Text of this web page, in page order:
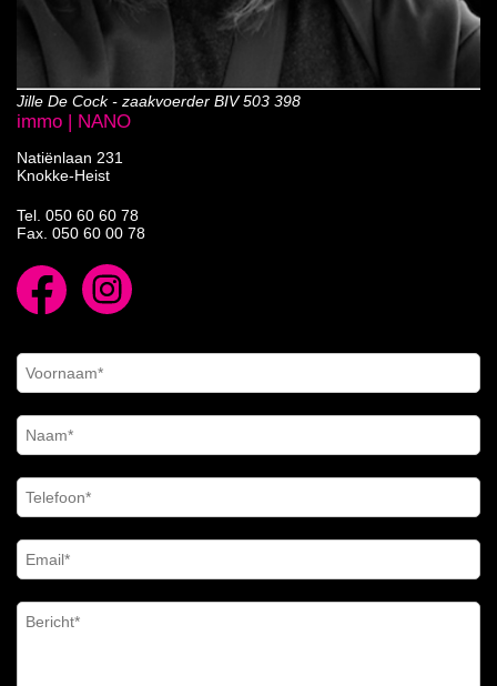
Jille De Cock - zaakvoerder BIV 503 398
immo | NANO
Natiënlaan 231
Knokke-Heist
Tel. 050 60 60 78
Fax. 050 60 00 78